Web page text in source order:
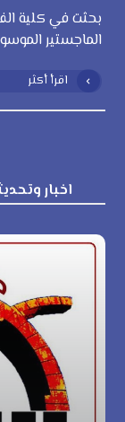
بحثت في كلية
الماجستير
اقرأ أكثر
اخبار